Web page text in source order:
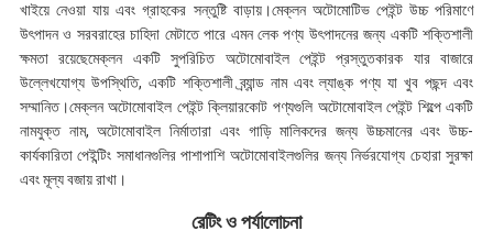
খাইয়ে নেওয়া যায় এবং গ্রাহকের সন্তুষ্টি বাড়ায়।মেক্লন অটোমোটিভ পেইন্ট উচ্চ পরিমাণে
উৎপাদন ও সরবরাহের চাহিদা মেটাতে পারে এমন লেক পণ্য উৎপাদনের জন্য একটি শক্তিশালী
ক্ষমতা রয়েছেমেক্লন একটি সুপরিচিত অটোমোবাইল পেইন্ট প্রস্তুতকারক যার বাজারে
উল্লেখযোগ্য উপস্থিতি, একটি শক্তিশালী ব্র্যান্ড নাম এবং ল্যাঙ্ক পণ্য যা খুব পছন্দ এবং
সম্মানিত।মেক্লন অটোমোবাইল পেইন্ট ক্লিয়ারকোট পণ্যগুলি অটোমোবাইল পেইন্ট শিল্পে একটি
নামযুক্ত নাম, অটোমোবাইল নির্মাতারা এবং গাড়ি মালিকদের জন্য উচ্চমানের এবং উচ্চ-
কার্যকারিতা পেইন্টিং সমাধানগুলির পাশাপাশি অটোমোবাইলগুলির জন্য নির্ভরযোগ্য চেহারা সুরক্ষা
এবং মূল্য বজায় রাখা।
রেটিং ও পর্যালোচনা